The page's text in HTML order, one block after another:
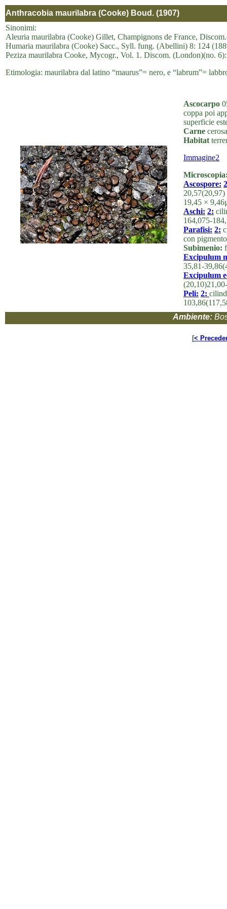
Anthracobia maurilabra (Cooke) Boud. (1907)
Sinonimi:
Aleuria maurilabra (Cooke) Gillet, Champignons de France,
Humaria maurilabra (Cooke) Sacc., Syll. fung. (Abellini) 8: 124
Peziza maurilabra Cooke, Mycogr., Vol. 1. Discom. (London)(no.
Etimologia: maurilabra dal latino “maurus”= nero, e “labrum”=
Ascocarpo
coppa poi
superficie
Carne
Habitat
Immagine2
Ascospore:
19,45 ×
Aschi: 2:
164,075-
Parafisi: 2:
con
Subimenio:
Excipulum
35,81-
Excipulum
Peli: 2:
Ambiente:
[<